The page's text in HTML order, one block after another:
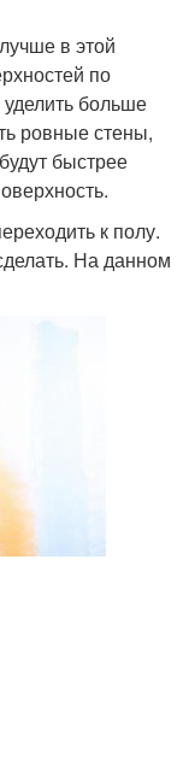
в этой
по
больше
ровные стены,
быстрее
к полу.
На данном